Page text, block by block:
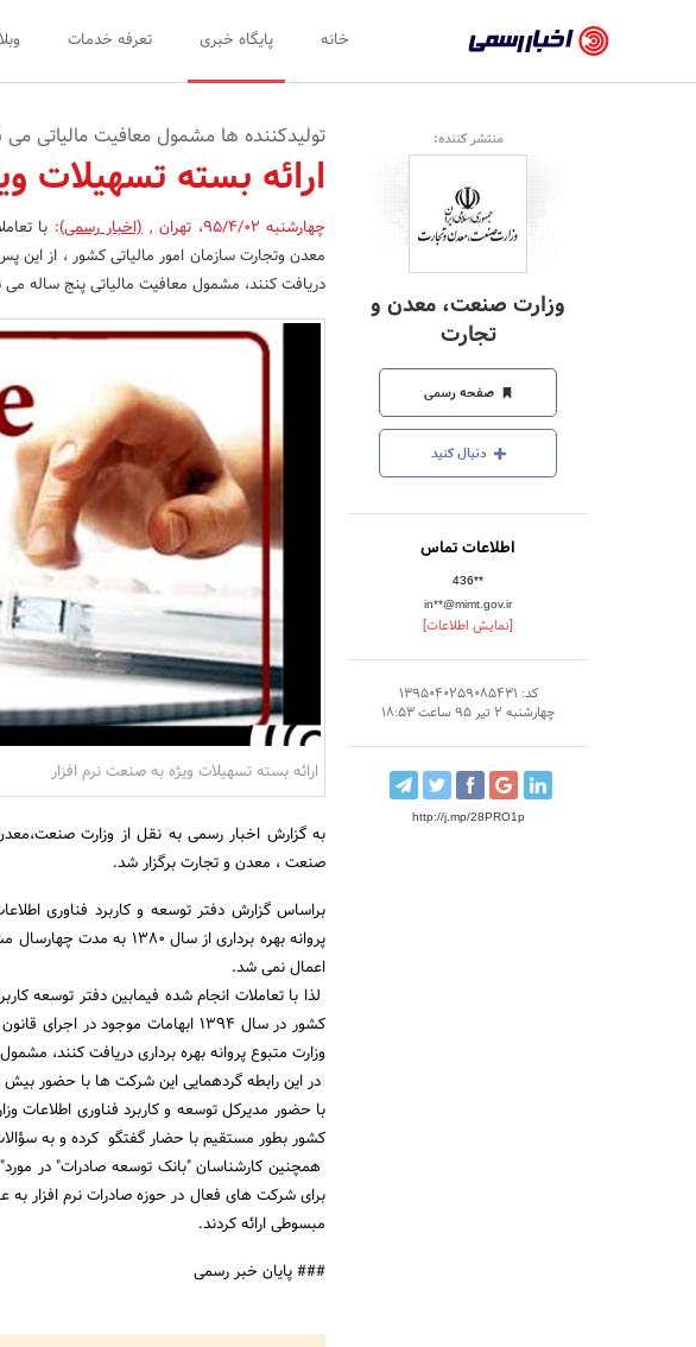
رسمی
-
اخبار
تایید
شده
شرکت‌ها،
سازمان‌ها
و
روابط
عمومی‌ها
خانه پایگاه خبری تعرفه خدمات
منتشر کننده:
وزارت صنعت، معدن و
تجارت
صفحه رسمی
دنبال کنید
اطلاعات تماس
436**
in**@mimt.gov.ir
[نمایش اطلاعات]
کد: 1395040259085431
چهارشنبه 2 تیر 95 ساعت 18:53
http://j.mp/28PRO1p
تولیدکننده ها مشمول معافیت مالیاتی
ارائه بسته تسهیلات
چهارشنبه 95/4/02 ، تهران ,(اخبار رسمی): با
معدن وتجارت سازمان امور مالیاتی کشور ،‌ از این
دریافت کنند، مشمول معافیت مالیاتی پنج ساله
ارائه بسته تسهیلات ویژه به صنعت نرم افزار
به گزارش اخبار رسمی به نقل از وزارت
صنعت ، معدن و تجارت برگزار شد.
پروانه بهره برداری از
اعمال نمی شد.
لذا با تعاملات انجام شده فیمابین دفتر توسعه
کشور در سال 1394 ابهامات موجود
وزارت متبوع پروانه بهره برداری دریافت کنند،
با حضور مدیرکل توسعه و کاربرد فناوری اطلاعات
کشور بطور مستقیم با حضار گفتگو کرده و به
همچنین کارشناسان "بانک توسعه صادرات" در مورد"
برای شرکت های فعال در حوزه صادرات نرم افزار به
مبسوطی ارائه کردند.
### پایان خبر رسمی